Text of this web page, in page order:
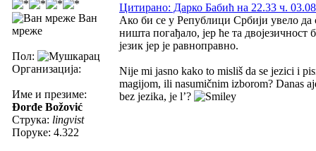
Ван
мреже
Пол:
Организација:
Име и презиме:
Đorđe Božović
Струка: lingvist
Поруке: 4.322
Цитирано: Дарко Бабић на 22.33 ч.
Ако би се у Републици Србији увело да
ништа погађало, јер ће та
језик јер је равноправно.
Nije mi jasno kako to misliš da se jezici i
magijom, ili nasumičnim izborom? Danas
bez jezika, je l’?